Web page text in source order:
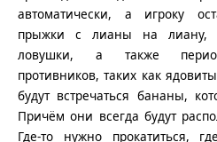
автоматически, а игроку
прыжки с лианы на лиану,
ловушки, а также
противников, таких как
будут встречаться бананы,
Причём они всегда будут
Где-то нужно прокатиться,